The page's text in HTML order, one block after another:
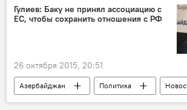
Госсекретарь США Джон Керри
МИД РФ
Госдепартамент США
Телефонный
Гулиев: Баку не принял ассоциацию с
ЕС, чтобы сохранить отношения с РФ
26 октября 2015, 20:51
Азербайджан Политика
Россия
РФ
Азай Гулиев